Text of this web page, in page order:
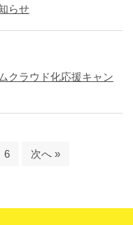
らせ
クラウド化応援キャン
6 次へ »